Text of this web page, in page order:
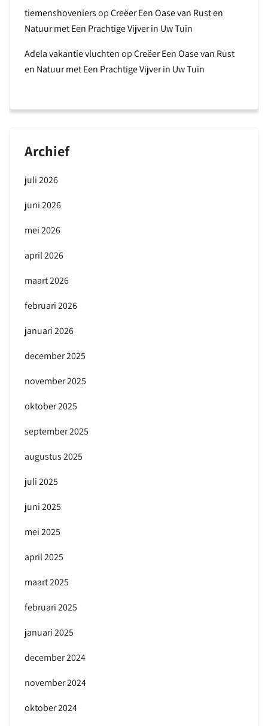
tiemenshoveniersopCreëer Een Oase van Rust en
Natuur met Een Prachtige Vijver in Uw Tuin
Adela vakantie vluchtenopCreëer Een Oase van Rust
en Natuur met Een Prachtige Vijver in Uw Tuin
Archief
juli 2026
juni 2026
mei 2026
april 2026
maart 2026
februari 2026
januari 2026
december 2025
november 2025
oktober 2025
september 2025
augustus 2025
juli 2025
juni 2025
mei 2025
april 2025
maart 2025
februari 2025
januari 2025
december 2024
november 2024
oktober 2024